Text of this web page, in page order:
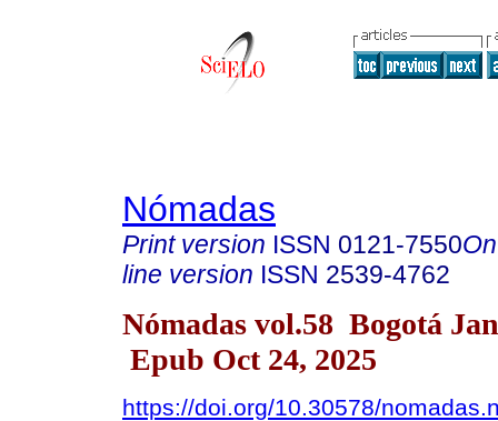
Nómadas
Print version ISSN 0121-7550
line version ISSN 2539-4762
Nómadas vol.58 Bogotá
Epub Oct 24, 2025
https://doi.org/10.30578/